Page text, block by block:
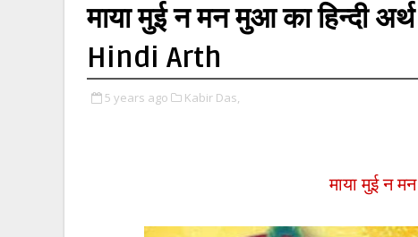
माया मुई न मन मुआ का हिन्दी
Hindi Arth
5 years ago Kabir Das,
माया मुई न